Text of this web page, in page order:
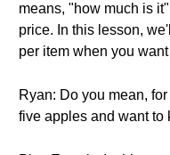
means, "how much is
price. In this lesson,
per item when you
Ryan: Do you mean,
five apples and want to